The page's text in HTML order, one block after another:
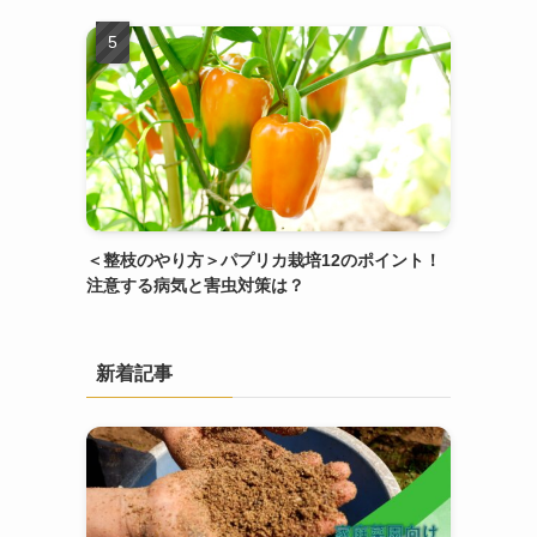
＜整枝のやり方＞パプリカ栽培12のポイント！
注意する病気と害虫対策は？
新着記事